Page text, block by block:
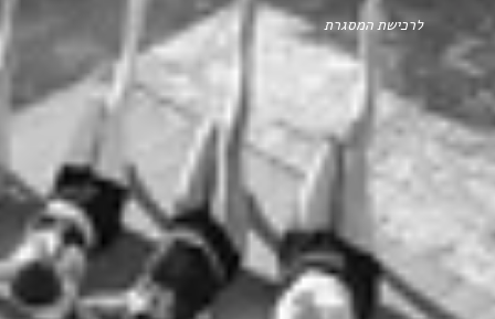
לרכישת המסגרת